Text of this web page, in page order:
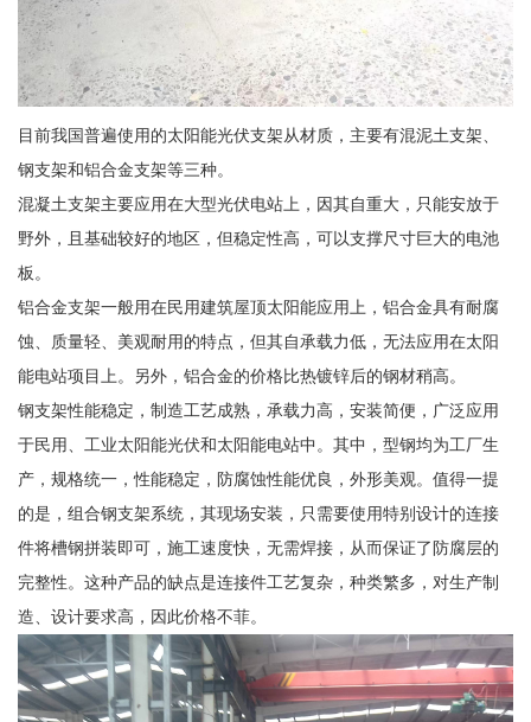
目前我国普遍使用的太阳能光伏支架从材质，主要有混泥土支架、
钢支架和铝合金支架等三种。
混凝土支架主要应用在大型光伏电站上，因其自重大，只能安放于
野外，且基础较好的地区，但稳定性高，可以支撑尺寸巨大的电池
板。
铝合金支架一般用在民用建筑屋顶太阳能应用上，铝合金具有耐腐
蚀、质量轻、美观耐用的特点，但其自承载力低，无法应用在太阳
能电站项目上。另外，铝合金的价格比热镀锌后的钢材稍高。
钢支架性能稳定，制造工艺成熟，承载力高，安装简便，广泛应用
于民用、工业太阳能光伏和太阳能电站中。其中，型钢均为工厂生
产，规格统一，性能稳定，防腐蚀性能优良，外形美观。值得一提
的是，组合钢支架系统，其现场安装，只需要使用特别设计的连接
件将槽钢拼装即可，施工速度快，无需焊接，从而保证了防腐层的
完整性。这种产品的缺点是连接件工艺复杂，种类繁多，对生产制
造、设计要求高，因此价格不菲。